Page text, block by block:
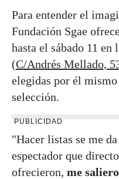
Para entender el
Fundación Sgae
hasta el sábado 11 en
(C/Andrés Mellado,
elegidas por él
selección.
PUBLICIDAD
"Hacer listas se me
espectador que
ofrecieron, me